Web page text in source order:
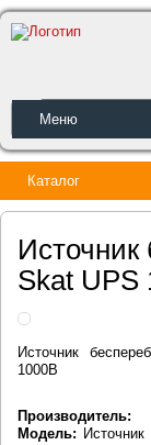
ОБРАТНЫЙ
Меню
Каталог
Источник
Skat UPS
Источник
1000В
Производитель:
Модель: